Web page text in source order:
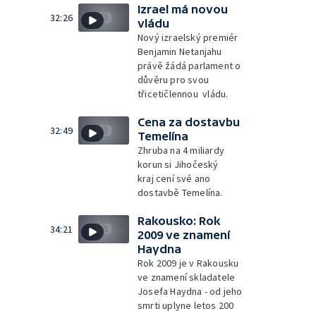
32:26
Izrael má novou
vládu
Nový izraelský premiér
Benjamin Netanjahu
právě žádá parlament o
důvěru pro svou
třicetičlennou vládu.
32:49
Cena za dostavbu
Temelína
Zhruba na 4 miliardy
korun si Jihočeský
kraj cení své ano
dostavbě Temelína.
34:21
Rakousko: Rok
2009 ve znamení
Haydna
Rok 2009 je v Rakousku
ve znamení skladatele
Josefa Haydna - od jeho
smrti uplyne letos 200